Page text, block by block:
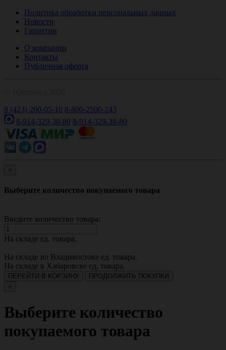
Политика обработки персональных данных
Новости
Гарантии
О компании
Контакты
Публичная оферта
8 (423) 260-05-10 8-800-2500-243
8-914-329-38-80 8-914-329-38-80
×
Выберите количество покупаемого товара
Введите количество товара:
На складе ед. товара.
На складе во Владивостоке ед. товара.
На складе в Хабаровске ед. товара.
ПЕРЕЙТИ В КОРЗИНУ
ПРОДОЛЖИТЬ ПОКУПКИ
×
Выберите количество
покупаемого товара